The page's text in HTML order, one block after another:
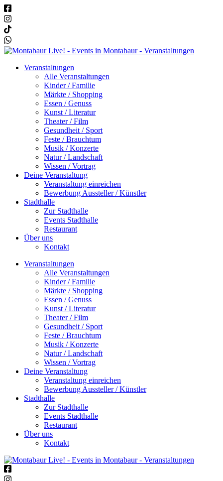
Veranstaltungen
Alle Veranstaltungen
Kinder / Familie
Märkte / Shopping
Essen / Genuss
Kunst / Literatur
Theater / Film
Gesundheit / Sport
Feste / Brauchtum
Musik / Konzerte
Natur / Landschaft
Wissen / Vortrag
Deine Veranstaltung
Veranstaltung einreichen
Bewerbung Aussteller / Künstler
Stadthalle
Zur Stadthalle
Events Stadthalle
Restaurant
Über uns
Kontakt
Veranstaltungen
Alle Veranstaltungen
Kinder / Familie
Märkte / Shopping
Essen / Genuss
Kunst / Literatur
Theater / Film
Gesundheit / Sport
Feste / Brauchtum
Musik / Konzerte
Natur / Landschaft
Wissen / Vortrag
Deine Veranstaltung
Veranstaltung einreichen
Bewerbung Aussteller / Künstler
Stadthalle
Zur Stadthalle
Events Stadthalle
Restaurant
Über uns
Kontakt